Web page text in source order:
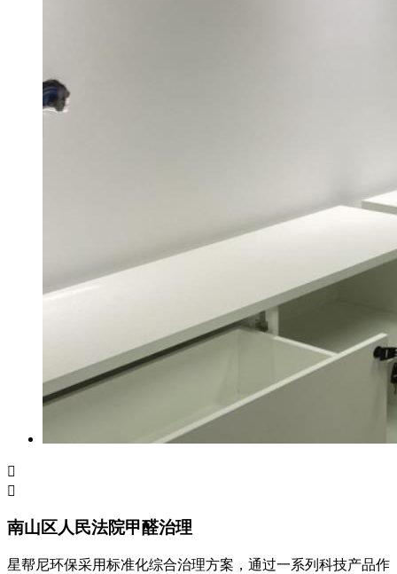


南山区人民法院甲醛治理
星帮尼环保采用标准化综合治理方案，通过一系列科技产品作